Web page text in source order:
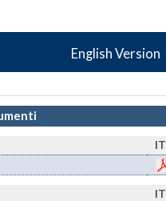
English Version
IT
IT